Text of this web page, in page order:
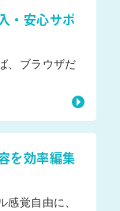
・安心サポ
、ブラウザだ
を効率編集
覚自由に、